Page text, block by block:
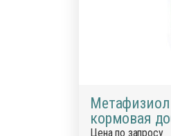
Метафизиол
кормовая
Цена по запросу